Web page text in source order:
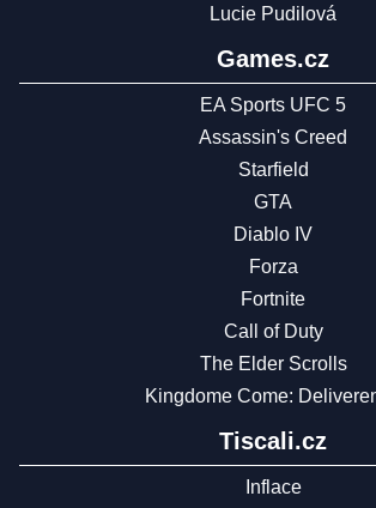
Lucie Pudilová
Games.cz
EA Sports UFC 5
Assassin's Creed
Starfield
GTA
Diablo IV
Forza
Fortnite
Call of Duty
The Elder Scrolls
Kingdome Come:
Tiscali.cz
Inflace